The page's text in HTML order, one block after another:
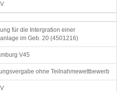
für die Intergration einer
im Geb. 20 (4501216)
V45
ohne Teilnahmewettbewerb